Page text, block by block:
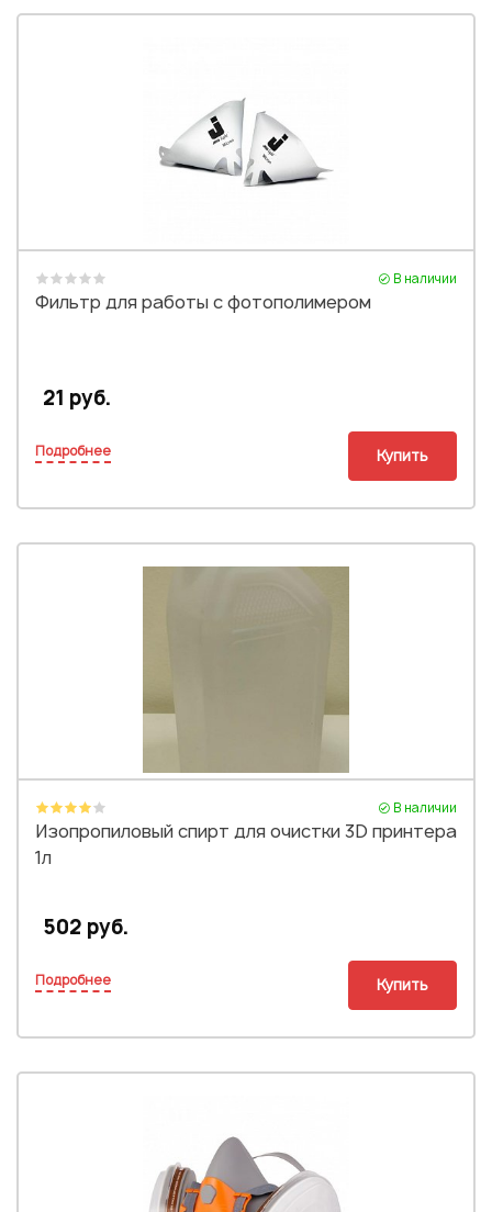
В наличии
Фильтр для работы с фотополимером
21 руб.
Подробнее Купить
В наличии
Изопропиловый спирт для очистки 3D принтера
1л
502 руб.
Подробнее Купить